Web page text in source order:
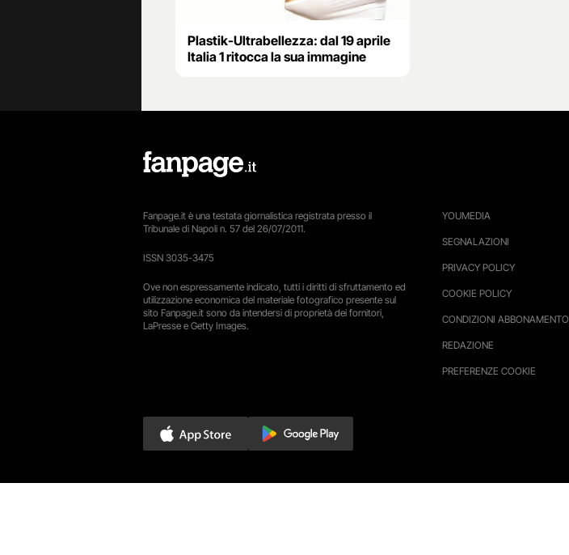
Plastik-Ultrabellezza: dal 19 aprile
Italia 1 ritocca la sua immagine
YOUMEDIA
SEGNALAZIONI
PRIVACY POLICY
COOKIE POLICY
CONDIZIONI ABBONAMENTO
REDAZIONE
PREFERENZE COOKIE
Fanpage.it è una testata giornalistica registrata presso il
Tribunale di Napoli n. 57 del 26/07/2011.
ISSN 3035-3475
Ove non espressamente indicato, tutti i diritti di sfruttamento ed
utilizzazione economica del materiale fotografico presente sul
sito Fanpage.it sono da intendersi di proprietà dei fornitori,
LaPresse e Getty Images.